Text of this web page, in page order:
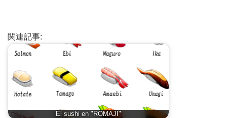
関連記事:
El sushi en "ROMAJI"